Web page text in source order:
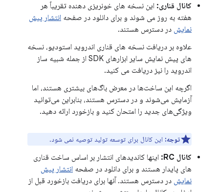
کانال قناری: این نسخه های خونریزی دهنده تقریباً هر
هفته به روز می شوند و برای دانلود در صفحه انتشار پیش
نمایش در دسترس هستند.
علاوه بر دریافت نسخه های قناری اندروید استودیو، نسخه
های پیش نمایش سایر ابزارهای SDK از جمله شبیه ساز
اندروید را نیز دریافت می کنید.
اگرچه این ساخت‌ها در معرض باگ‌های بیشتری هستند، اما
آزمایش می‌شوند و در دسترس هستند، بنابراین می‌توانید
ویژگی‌های جدید را امتحان کنید و بازخورد ارائه دهید.
توجه: این کانال برای توسعه تولید توصیه نمی شود.
کانال RC:
اینها کاندیدهای انتشار بر اساس ساخت قناری
های پایدار هستند و برای دانلود در صفحه انتشار پیش
نمایش در دسترس هستند. آنها برای دریافت بازخورد قبل از